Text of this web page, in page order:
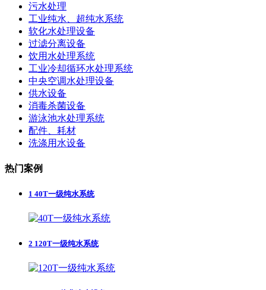
污水处理
工业纯水、超纯水系统
软化水处理设备
过滤分离设备
饮用水处理系统
工业冷却循环水处理系统
中央空调水处理设备
供水设备
消毒杀菌设备
游泳池水处理系统
配件、耗材
洗涤用水设备
热门案例
1 40T一级纯水系统
2 120T一级纯水系统